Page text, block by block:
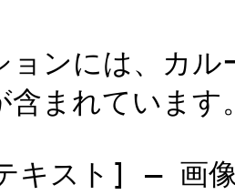
ョンには、カ
含まれています
スト] — 画像